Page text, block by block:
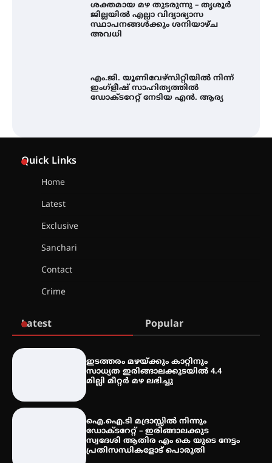
ശക്തമായ മഴ തുടരുന്നു – തൃശൂർ
ജില്ലയിൽ എല്ലാ വിദ്യാഭ്യാസ
സ്ഥാപനങ്ങൾക്കും ശനിയാഴ്ച
അവധി
എം.ജി. യൂണിവേഴ്‌സിറ്റിയിൽ നിന്ന്
ഇംഗ്ളീഷ് സാഹിത്യത്തിൽ
ഡോക്ടറേറ്റ് നേടിയ എൻ. ആര്യ
2026 കവിതാ ചർച്ച കാട്ടൂർ, ടി. കെ.
ബാലൻ ഹാളിൽ 16ന്
Quick Links
Home
Latest
Exclusive
Sanchari
Contact
Crime
Latest Popular
ഇടത്തരം മഴയ്ക്കും കാറ്റിനും
സാധ്യത ഇരിങ്ങാലക്കുടയിൽ 4.4
മില്ലി മീറ്റർ മഴ ലഭിച്ചു
ഐ.ഐ.ടി മദ്രാസ്സിൽ നിന്നും
ഡോക്ടറേറ്റ് – ഇരിങ്ങാലക്കുട
സ്വദേശി ആതിര എം കെ യുടെ നേട്ടം
പ്രതിസന്ധികളോട് പൊരുതി